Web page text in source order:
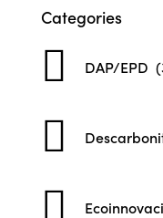
Categories
DAP/EPD